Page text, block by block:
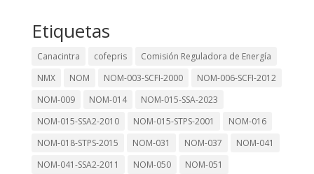
Etiquetas
Canacintra cofepris
Comisión Reguladora de Energía
NMX
NOM NOM-003-SCFI-2000
NOM-006-SCFI-2012
NOM-009
NOM-014
NOM-015-SSA-2023
NOM-015-SSA2-2010
NOM-015-STPS-2001
NOM-016
NOM-018-STPS-2015
NOM-031 NOM-037
NOM-041
NOM-041-SSA2-2011
NOM-050
NOM-051